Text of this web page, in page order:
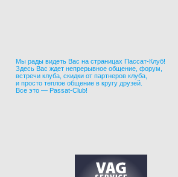
Мы рады видеть Вас на страницах Пассат-Клуб!
Здесь Вас ждет непрерывное общение, форум,
встречи клуба, скидки от партнеров клуба,
и просто теплое общение в кругу друзей.
Все это — Passat-Club!